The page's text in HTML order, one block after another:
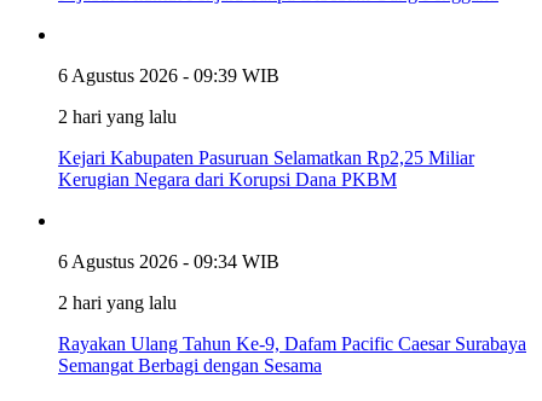
6 Agustus 2026 - 09:39 WIB
2 hari yang lalu
Kejari Kabupaten Pasuruan Selamatkan Rp2,25 Miliar
Kerugian Negara dari Korupsi Dana PKBM
6 Agustus 2026 - 09:34 WIB
2 hari yang lalu
Rayakan Ulang Tahun Ke-9, Dafam Pacific Caesar Surabaya
Semangat Berbagi dengan Sesama